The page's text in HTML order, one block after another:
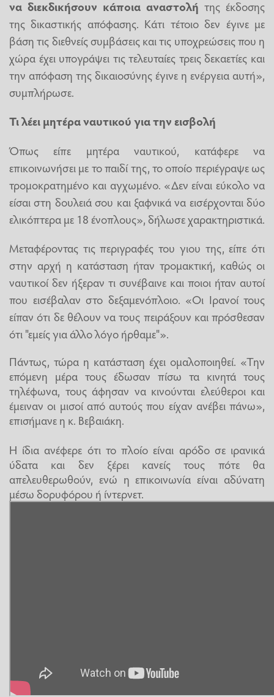
να διεκδικήσουν κάποια αναστολή της έκδοσης
της δικαστικής απόφασης. Κάτι τέτοιο δεν έγινε με
βάση τις διεθνείς συμβάσεις και τις υποχρεώσεις που η
χώρα έχει υπογράψει τις τελευταίες τρεις δεκαετίες και
την απόφαση της δικαιοσύνης έγινε η ενέργεια αυτή»,
συμπλήρωσε.
Τι λέει μητέρα ναυτικού για την εισβολή
Όπως είπε μητέρα ναυτικού, κατάφερε να
επικοινωνήσει με το παιδί της, το οποίο περιέγραψε ως
τρομοκρατημένο και αγχωμένο. «Δεν είναι εύκολο να
είσαι στη δουλειά σου και ξαφνικά να εισέρχονται δύο
ελικόπτερα με 18 ένοπλους», δήλωσε χαρακτηριστικά.
Μεταφέροντας τις περιγραφές του γιου της, είπε ότι
στην αρχή η κατάσταση ήταν τρομακτική, καθώς οι
ναυτικοί δεν ήξεραν τι συνέβαινε και ποιοι ήταν αυτοί
που εισέβαλαν στο δεξαμενόπλοιο. «Οι Ιρανοί τους
είπαν ότι δε θέλουν να τους πειράξουν και πρόσθεσαν
ότι "εμείς για άλλο λόγο ήρθαμε"».
Πάντως, τώρα η κατάσταση έχει ομαλοποιηθεί. «Την
επόμενη μέρα τους έδωσαν πίσω τα κινητά τους
τηλέφωνα, τους άφησαν να κινούνται ελεύθεροι και
έμειναν οι μισοί από αυτούς που είχαν ανέβει πάνω»,
επισήμανε η κ. Βεβαιάκη.
Η ίδια ανέφερε ότι το πλοίο είναι αρόδο σε ιρανικά
ύδατα και δεν ξέρει κανείς τους πότε θα
απελευθερωθούν, ενώ η επικοινωνία είναι αδύνατη
μέσω δορυφόρου ή ίντερνετ.